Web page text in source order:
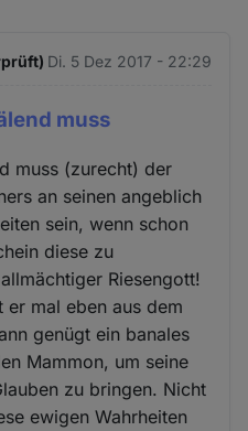
Di. 5 Dez 2017 - 22:29
muss
muss (zurecht) der
an seinen angeblich
sein, wenn schon
diese zu
Riesengott!
er mal eben aus dem
genügt ein banales
Mammon, um seine
zu bringen. Nicht
ewigen Wahrheiten